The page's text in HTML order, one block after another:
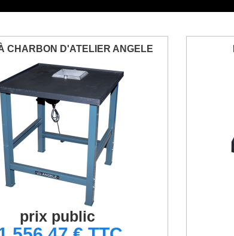
CHARBON D'ATELIER ANGELE
prix public